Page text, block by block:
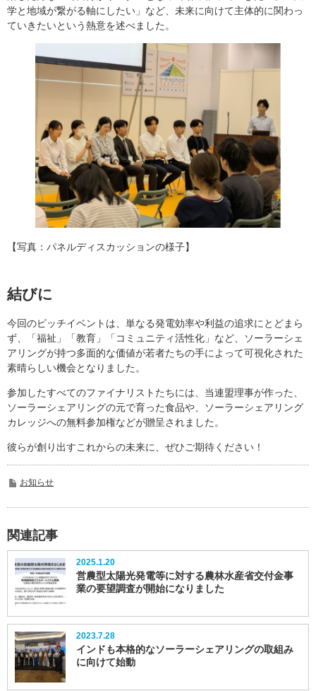
学と地域が繋がる軸にしたい」など、未来に向けて主体的に関わっ
ていきたいという熱意を述べました。
【写真：パネルディスカッションの様子】
結びに
今回のピッチイベントは、単なる発電効率や利益の追求にとどまら
ず、「福祉」「教育」「コミュニティ活性化」など、ソーラーシェ
アリングが持つ多面的な価値が若者たちの手によって可視化された
素晴らしい機会となりました。
参加したすべてのファイナリストたちには、当連盟理事が作った、
ソーラーシェアリングの元で育った食品や、ソーラーシェアリング
カレッジへの無料参加権などが贈呈されました。
彼らが創り出すこれからの未来に、ぜひご期待ください！
お知らせ
関連記事
2025.1.20
営農型太陽光発電等に対する農林水産省交付金事
業の要望調査が開始になりました
2023.7.28
インドも本格的なソーラーシェアリングの取組み
に向けて始動